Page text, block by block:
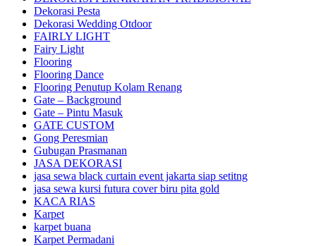
Dekorasi Pesta
Dekorasi Wedding Otdoor
FAIRLY LIGHT
Fairy Light
Flooring
Flooring Dance
Flooring Penutup Kolam Renang
Gate – Background
Gate – Pintu Masuk
GATE CUSTOM
Gong Peresmian
Gubugan Prasmanan
JASA DEKORASI
jasa sewa black curtain event jakarta siap setitng
jasa sewa kursi futura cover biru pita gold
KACA RIAS
Karpet
karpet buana
Karpet Permadani